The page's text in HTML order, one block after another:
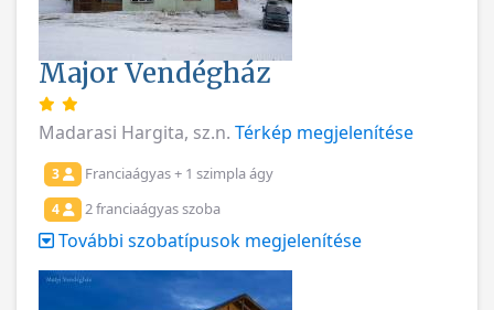
Major Vendégház
Madarasi Hargita, sz.n. Térkép megjelenítése
3 Franciaágyas + 1 szimpla ágy
4 2 franciaágyas szoba
További szobatípusok megjelenítése